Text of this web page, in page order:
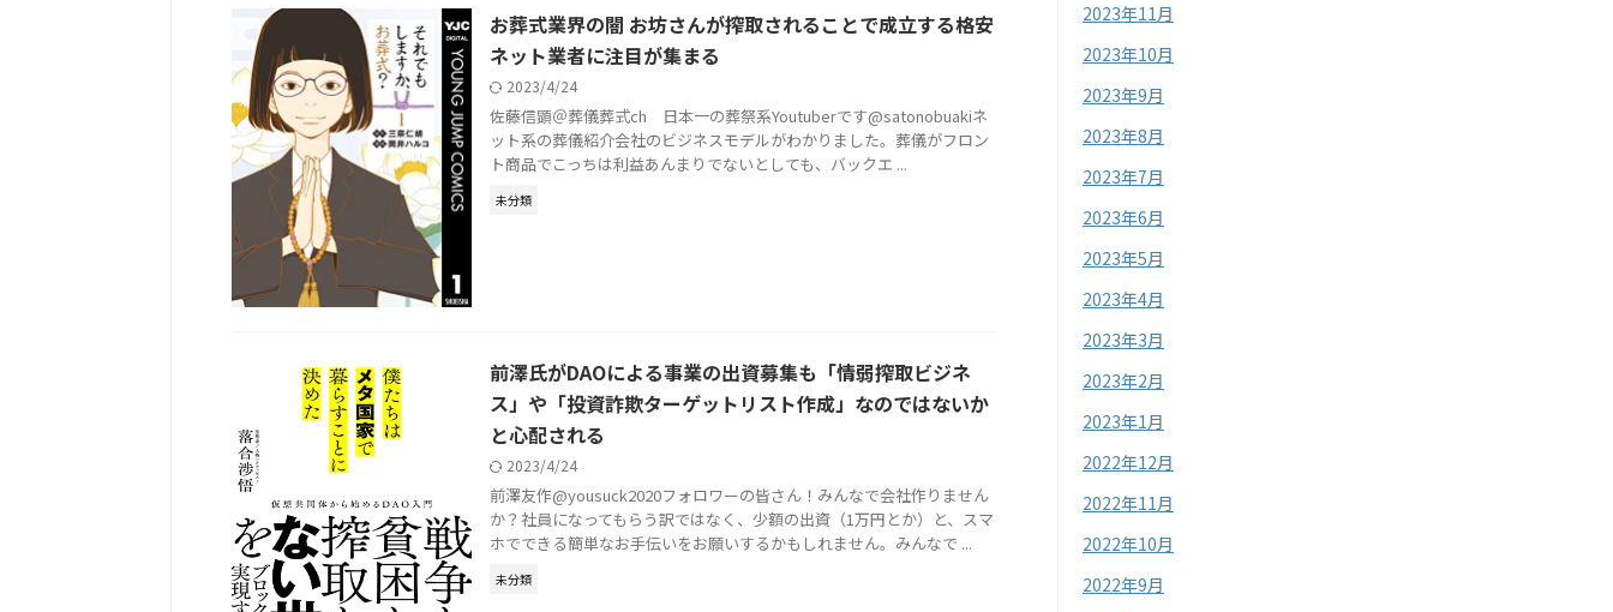
お葬式業界の闇 お坊さんが搾取されることで成立する格安
ネット業者に注目が集まる
2023/4/24
佐藤信顕＠葬儀葬式ch 日本一の葬祭系Youtuberです@satonobuakiネ
ット系の葬儀紹介会社のビジネスモデルがわかりました。葬儀がフロン
ト商品でこっちは利益あんまりでないとしても、バックエ ...
未分類
前澤氏がDAOによる事業の出資募集も「情弱搾取ビジネ
ス」や「投資詐欺ターゲットリスト作成」なのではないか
と心配される
2023/4/24
前澤友作@yousuck2020フォロワーの皆さん！みんなで会社作りません
か？社員になってもらう訳ではなく、少額の出資（1万円とか）と、スマ
ホでできる簡単なお手伝いをお願いするかもしれません。みんなで ...
未分類
2023年11月
2023年10月
2023年9月
2023年8月
2023年7月
2023年6月
2023年5月
2023年4月
2023年3月
2023年2月
2023年1月
2022年12月
2022年11月
2022年10月
2022年9月